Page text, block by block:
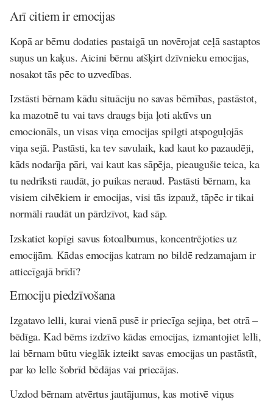
Arī citiem ir emocijas
Kopā ar bērnu dodaties pastaigā un novērojat ceļā sastaptos
suņus un kaķus. Aicini bērnu atšķirt dzīvnieku emocijas,
nosakot tās pēc to uzvedības.
Izstāsti bērnam kādu situāciju no savas bērnības, pastāstot,
ka mazotnē tu vai tavs draugs bija ļoti aktīvs un
emocionāls, un visas viņa emocijas spilgti atspoguļojās
viņa sejā. Pastāsti, ka tev savulaik, kad kaut ko pazaudēji,
kāds nodarīja pāri, vai kaut kas sāpēja, pieaugušie teica, ka
tu nedrīksti raudāt, jo puikas neraud. Pastāsti bērnam, ka
visiem cilvēkiem ir emocijas, visi tās izpauž, tāpēc ir tikai
normāli raudāt un pārdzīvot, kad sāp.
Izskatiet kopīgi savus fotoalbumus, koncentrējoties uz
emocijām. Kādas emocijas katram no bildē redzamajam ir
attiecīgajā brīdī?
Emociju piedzīvošana
Izgatavo lelli, kurai vienā pusē ir priecīga sejiņa, bet otrā –
bēdīga. Kad bērns izdzīvo kādas emocijas, izmantojiet lelli,
lai bērnam būtu vieglāk izteikt savas emocijas un pastāstīt,
par ko lelle šobrīd bēdājas vai priecājas.
Uzdod bērnam atvērtus jautājumus, kas motivē viņus